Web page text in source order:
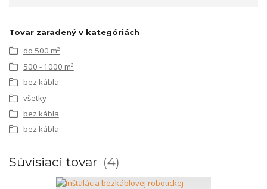
Tovar zaradený v kategóriách
do 500 m²
500 - 1000 m²
bez kábla
všetky
bez kábla
bez kábla
Súvisiaci tovar 4